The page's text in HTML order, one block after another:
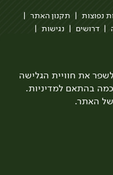
את חוויית הגלישה
בהתאם למדיניות.
של האתר.
נפוצות
תקנון האתר
דרושים
נגישות
פרטיות
עיצוב:3bears פיתוח:Quatro